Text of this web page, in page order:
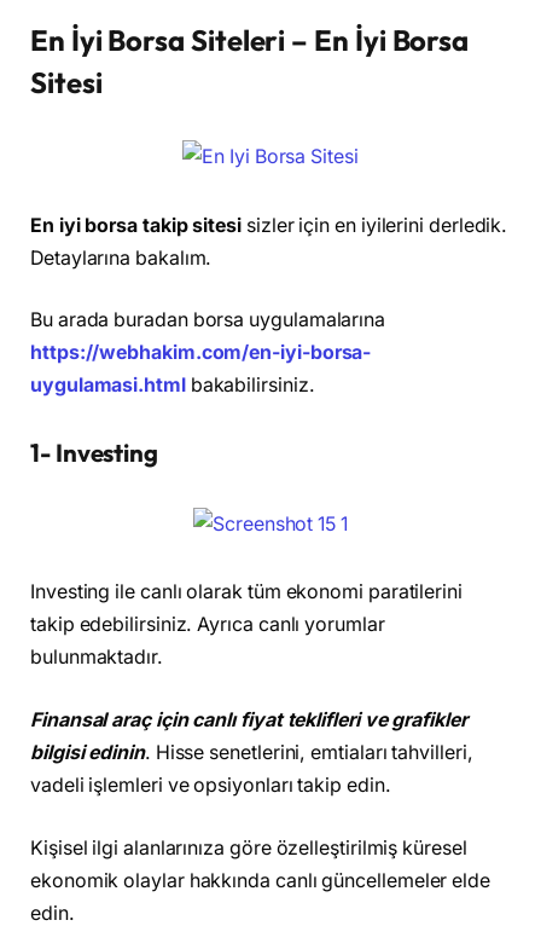
En İyi Borsa Siteleri – En İyi Borsa
Sitesi
En iyi borsa takip sitesi sizler için en iyilerini derledik.
Detaylarına bakalım.
Bu arada buradan borsa uygulamalarına
https://webhakim.com/en-iyi-borsa-
uygulamasi.htmlbakabilirsiniz.
1- Investing
Investing ile canlı olarak tüm ekonomi paratilerini
takip edebilirsiniz. Ayrıca canlı yorumlar
bulunmaktadır.
Finansal araç için canlı fiyat teklifleri ve grafikler
bilgisi edinin. Hisse senetlerini, emtiaları tahvilleri,
vadeli işlemleri ve opsiyonları takip edin.
Kişisel ilgi alanlarınıza göre özelleştirilmiş küresel
ekonomik olaylar hakkında canlı güncellemeler elde
edin.